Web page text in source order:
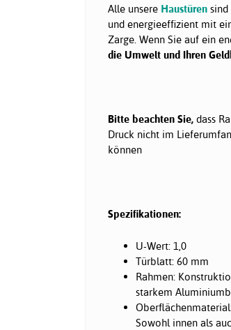
Alle unsere Haustüren
und energieeffizient mit
Zarge. Wenn Sie auf ein
die Umwelt und Ihren
Bitte beachten Sie, dass
Druck nicht im
können
Spezifikationen:
U-Wert: 1,0
Türblatt: 60 mm
Rahmen:
starkem
Sowohl innen als